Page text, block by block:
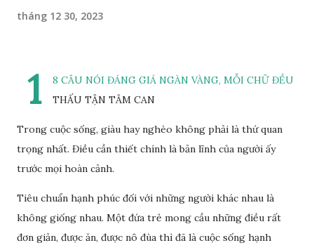
tháng 12 30, 2023
1
8 CÂU NÓI ĐÁNG GIÁ NGÀN VÀNG, MỖI CHỮ ĐỀU
THẤU TẬN TÂM CAN
Trong cuộc sống, giàu hay nghèo không phải là thứ quan
trọng nhất. Điều cần thiết chính là bản lĩnh của người ấy
trước mọi hoàn cảnh.
Tiêu chuẩn hạnh phúc đối với những người khác nhau là
không giống nhau. Một đứa trẻ mong cầu những điều rất
đơn giản, được ăn, được nô đùa thì đã là cuộc sống hạnh